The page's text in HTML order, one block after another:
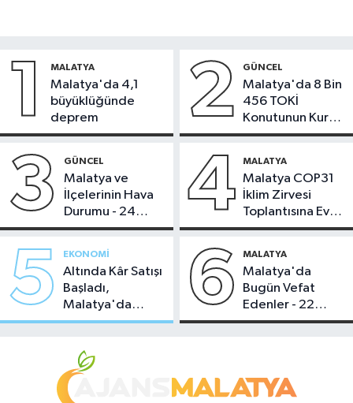
1 MALATYA
Malatya'da 4,1
büyüklüğünde
deprem
2 GÜNCEL
Malatya'da 8 Bin
456 TOKİ
Konutunun Kurası
Bugün Çekiliyor
3 GÜNCEL
Malatya ve
İlçelerinin Hava
Durumu - 24
Temmuz 2026
4 MALATYA
Malatya COP31
İklim Zirvesi
Toplantısına Ev
Sahipliği Yaptı
5 EKONOMI
Altında Kâr Satışı
Başladı,
Malatya'da
Makas Ne
6 MALATYA
Malatya'da
Bugün Vefat
Edenler - 22
Temmuz 2026